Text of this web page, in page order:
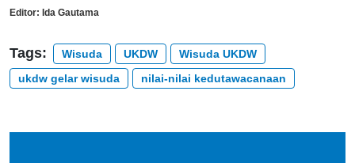
Editor: Ida Gautama
Tags: Wisuda UKDW
Wisuda UKDW
ukdw gelar wisuda
nilai-nilai kedutawacanaan